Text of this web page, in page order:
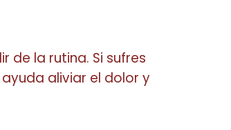
de la rutina. Si sufres
aliviar el dolor y